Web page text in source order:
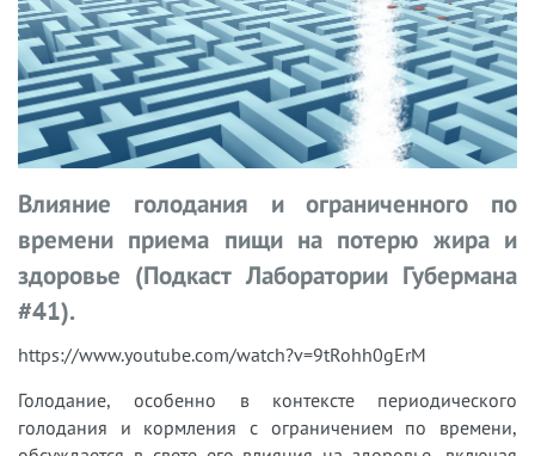
Влияние голодания и ограниченного по
времени приема пищи на потерю жира и
здоровье (Подкаст Лаборатории Губермана
#41).
https://www.youtube.com/watch?v=9tRohh0gErM
Голодание, особенно в контексте периодического
голодания и кормления с ограничением по времени,